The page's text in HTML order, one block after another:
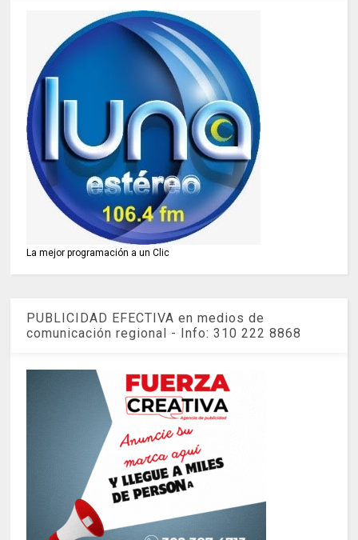
La mejor programación a un Clic
PUBLICIDAD EFECTIVA en medios de
comunicación regional - Info: 310 222 8868